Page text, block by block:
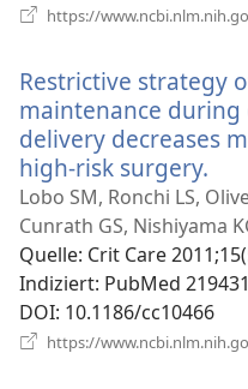
https://
Restrictive strategy
maintenance
delivery decreases
high-risk surgery.
Lobo SM, Ronchi LS,
Cunrath GS, Nishiyama
Quelle‎: Crit Care
Indiziert‎: PubMed
DOI‎: 10.1186/cc10466
https://